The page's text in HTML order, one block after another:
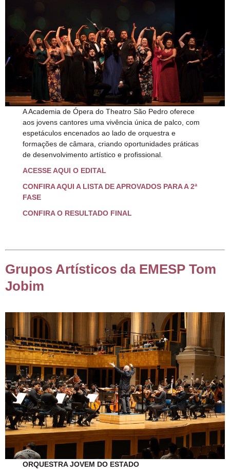
A Academia de Ópera do Theatro São Pedro oferece
aos jovens cantores uma vivência única de palco, com
espetáculos encenados ao lado de orquestra e
formações de câmara, criando oportunidades práticas
de desenvolvimento artístico e profissional.
ACESSE AQUI O EDITAL
CONFIRA AQUI A LISTA DE APROVADOS PARA A 2ª
FASE
CONFIRA O RESULTADO FINAL
Grupos Artísticos da EMESP Tom
Jobim
ORQUESTRA JOVEM DO ESTADO